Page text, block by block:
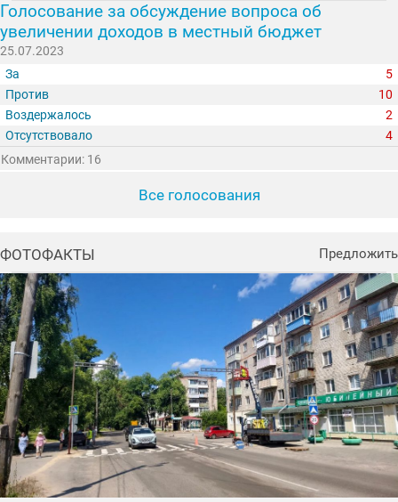
Голосование за обсуждение вопроса об
увеличении доходов в местный бюджет
25.07.2023
За
5
Против
10
Воздержалось
2
Отсутствовало
4
Комментарии: 16
Все голосования
ФОТОФАКТЫ Предложить